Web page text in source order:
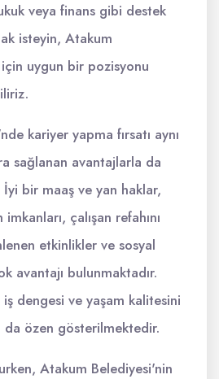
veya finans gibi destek
isteyin, Atakum
uygun bir pozisyonu
kariyer yapma fırsatı aynı
sağlanan avantajlarla da
bir maaş ve yan haklar,
çalışan refahını
etkinlikler ve sosyal
avantajı bulunmaktadır.
iş dengesi ve yaşam kalitesini
da özen gösterilmektedir.
Atakum Belediyesi'nin